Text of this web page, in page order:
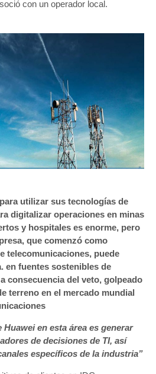
con un operador local.
utilizar sus tecnologías de
digitalizar operaciones en minas
y hospitales es enorme, pero
que comenzó como
telecomunicaciones, puede
en fuentes sostenibles de
consecuencia del veto, golpeado
terreno en el mercado mundial
en esta área es generar
de decisiones de TI, así
específicos de la industria”